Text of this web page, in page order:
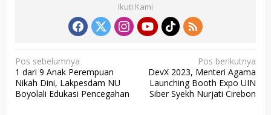
Ikuti Kami
N
a
v
Pos sebelumnya
1 dari 9 Anak Perempuan
Nikah Dini, Lakpesdam NU
Boyolali Edukasi Pencegahan
Pos berikutnya
DevX 2023, Menteri Agama
Launching Booth Expo UIN
Siber Syekh Nurjati Cirebon